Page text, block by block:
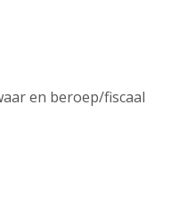
en beroep/fiscaal